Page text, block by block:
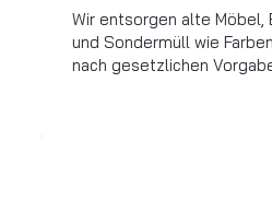
Wir entsorgen alte Möbel,
und Sondermüll wie
nach gesetzlichen